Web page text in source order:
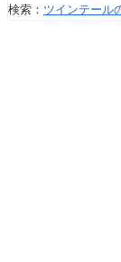
検索： ツインテール